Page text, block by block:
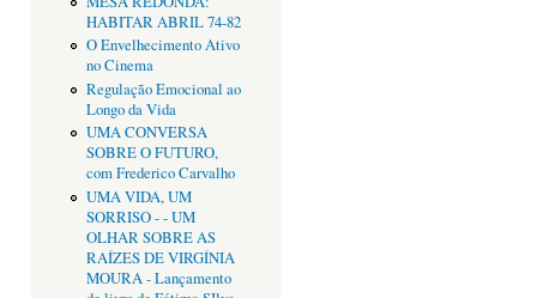
HABITAR ABRIL 74-82
O Envelhecimento Ativo
no Cinema
Regulação Emocional ao
Longo da Vida
UMA CONVERSA
SOBRE O FUTURO,
com Frederico Carvalho
UMA VIDA, UM
SORRISO - - UM
OLHAR SOBRE AS
RAÍZES DE VIRGÍNIA
MOURA - Lançamento